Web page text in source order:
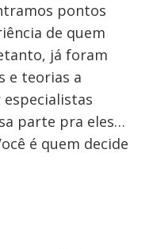
pontos
de quem
já foram
e teorias a
parte pra eles…
é quem decide